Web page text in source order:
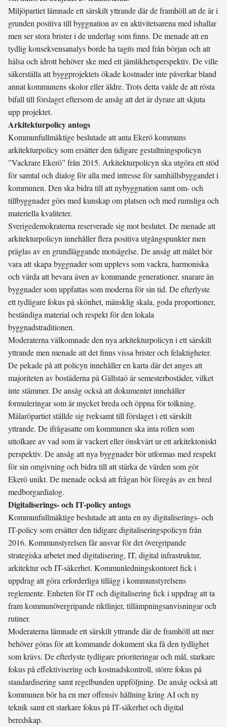
Miljöpartiet lämnade ett särskilt yttrande där de framhöll att de är i
grunden positiva till byggnation av en aktivitetsarena med ishallar
men ser stora brister i de underlag som finns. De menade att en
tydlig konsekvensanalys borde ha tagits med från början och att
hälsa och idrott behöver ske med ett jämlikhetsperspektiv. De ville
säkerställa att byggprojektets ökade kostnader inte påverkar bland
annat kommunens skolor eller äldre. Trots detta valde de att rösta
bifall till förslaget eftersom de ansåg att det är dyrare att skjuta
upp projektet.
Arkitekturpolicy antogs
Kommunfullmäktige beslutade att anta Ekerö kommuns
arkitekturpolicy som ersätter den tidigare gestaltningspolicyn
”Vackrare Ekerö” från 2015. Arkitekturpolicyn ska utgöra ett stöd
för samtal och dialog för alla med intresse för samhällsbyggandet i
kommunen. Den ska bidra till att nybyggnation samt om- och
tillbyggnader görs med kunskap om platsen och med rumsliga och
materiella kvaliteter.
Sverigedemokraterna reserverade sig mot beslutet. De menade att
arkitekturpolicyn innehåller flera positiva utgångspunkter men
präglas av en grundläggande motsägelse. De ansåg att målet bör
vara att skapa byggnader som upplevs som vackra, harmoniska
och värda att bevara även av kommande generationer, snarare än
byggnader som uppfattas som moderna för sin tid. De efterlyste
ett tydligare fokus på skönhet, mänsklig skala, goda proportioner,
beständiga material och respekt för den lokala
byggnadstraditionen.
Moderaterna välkomnade den nya arkitekturpolicyn i ett särskilt
yttrande men menade att det finns vissa brister och felaktigheter.
De pekade på att policyn innehåller en karta där det anges att
majoriteten av bostäderna på Gällstaö är semesterbostäder, vilket
inte stämmer. De ansåg också att dokumentet innehåller
formuleringar som är mycket breda och öppna för tolkning.
Mälaröpartiet ställde sig tveksamt till förslaget i ett särskilt
yttrande. De ifrågasatte om kommunen ska inta rollen som
uttolkare av vad som är vackert eller önskvärt ur ett arkitektoniskt
perspektiv. De ansåg att nya byggnader bör utformas med respekt
för sin omgivning och bidra till att stärka de värden som gör
Ekerö unikt. De menade också att frågan bör föregås av en bred
medborgardialog.
Digitaliserings- och IT-policy antogs
Kommunfullmäktige beslutade att anta en ny digitaliserings- och
IT-policy som ersätter den tidigare digitaliseringspolicyn från
2016. Kommunstyrelsen får ansvar för det övergripande
strategiska arbetet med digitalisering, IT, digital infrastruktur,
arkitektur och IT-säkerhet. Kommunledningskontoret fick i
uppdrag att göra erforderliga tillägg i kommunstyrelsens
reglemente. Enheten för IT och digitalisering fick i uppdrag att ta
fram kommunövergripande riktlinjer, tillämpningsanvisningar och
rutiner.
Moderaterna lämnade ett särskilt yttrande där de framhöll att mer
behöver göras för att kommande dokument ska få den tydlighet
som krävs. De efterlyste tydligare prioriteringar och mål, starkare
fokus på effektivisering och kostnadskontroll, större fokus på
standardisering samt regelbunden uppföljning. De ansåg också att
kommunen bör ha en mer offensiv hållning kring AI och ny
teknik samt ett starkare fokus på IT-säkerhet och digital
beredskap.